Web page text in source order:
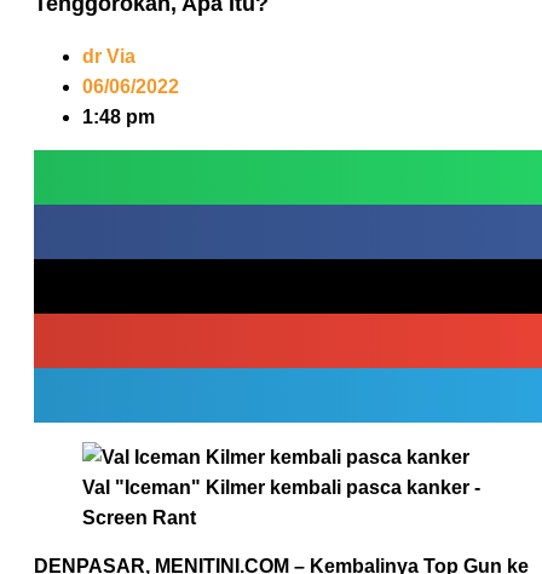
dr Via
06/06/2022
1:48 pm
Val "Iceman" Kilmer kembali pasca kanker -
Screen Rant
DENPASAR, MENITINI.COM – Kembalinya Top Gun ke